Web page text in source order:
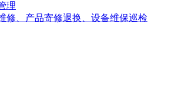
理
修、产品寄修退换、设备维保巡检